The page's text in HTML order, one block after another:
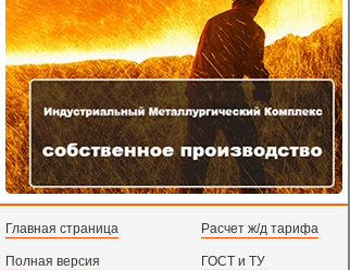
Главная страница
Полная версия
Расчет ж/д тарифа
ГОСТ и ТУ